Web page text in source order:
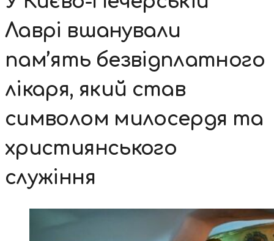
Лаврі вшанували
пам’ять безвідплатного
лікаря, який став
символом милосердя та
християнського
служіння